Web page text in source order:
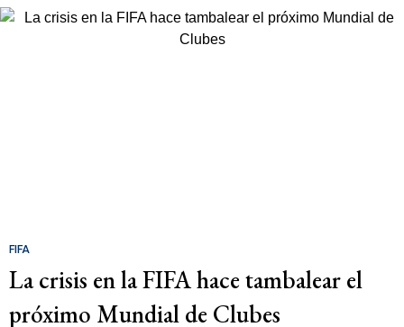
FIFA
La crisis en la FIFA hace tambalear el
próximo Mundial de Clubes